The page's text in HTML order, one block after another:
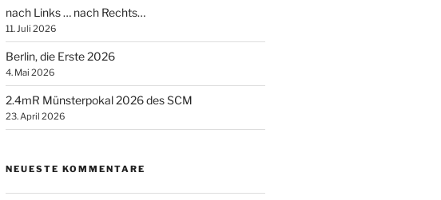
nach Links … nach Rechts…
11. Juli 2026
Berlin, die Erste 2026
4. Mai 2026
2.4mR Münsterpokal 2026 des SCM
23. April 2026
NEUESTE KOMMENTARE